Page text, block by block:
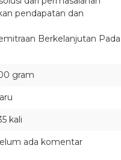
pendapatan dan
Berkelanjutan Pada
gram
kali
ada komentar